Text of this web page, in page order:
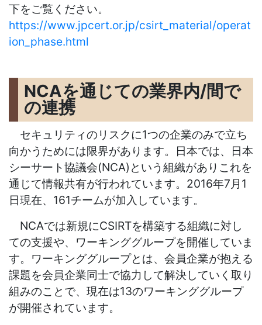
下をご覧ください。
https://www.jpcert.or.jp/csirt_material/operat
ion_phase.html
NCAを通じての業界内/間で
の連携
セキュリティのリスクに1つの企業のみで立ち
向かうためには限界があります。日本では、日本
シーサート協議会(NCA)という組織がありこれを
通じて情報共有が行われています。2016年7月1
日現在、161チームが加入しています。
NCAでは新規にCSIRTを構築する組織に対し
ての支援や、ワーキンググループを開催していま
す。ワーキンググループとは、会員企業が抱える
課題を会員企業同士で協力して解決していく取り
組みのことで、現在は13のワーキンググループ
が開催されています。